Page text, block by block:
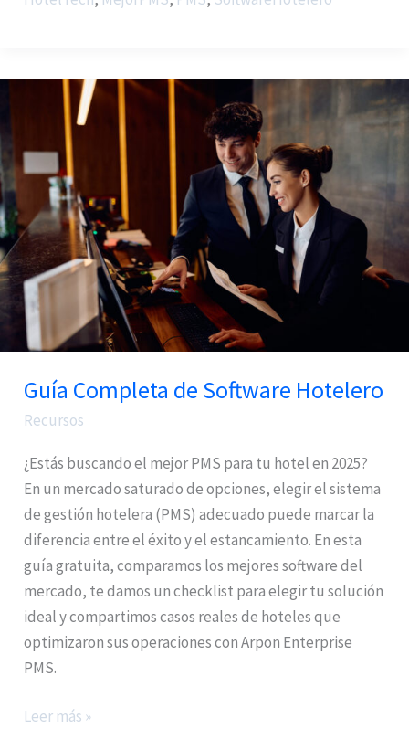
Guía Completa de Software Hotelero
Recursos
¿Estás buscando el mejor PMS para tu hotel en 2025?
En un mercado saturado de opciones, elegir el sistema
de gestión hotelera (PMS) adecuado puede marcar la
diferencia entre el éxito y el estancamiento. En esta
guía gratuita, comparamos los mejores software del
mercado, te damos un checklist para elegir tu solución
ideal y compartimos casos reales de hoteles que
optimizaron sus operaciones con Arpon Enterprise
PMS.
Completa
Software
Hotelero
Leer más »